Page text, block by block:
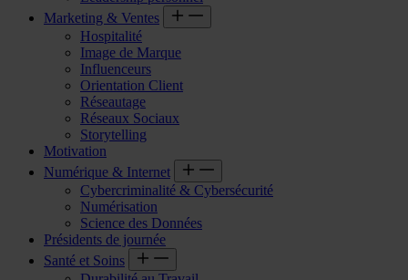
Marketing & Ventes
Hospitalité
Image de Marque
Influenceurs
Orientation Client
Réseautage
Réseaux Sociaux
Storytelling
Motivation
Numérique & Internet
Cybercriminalité & Cybersécurité
Numérisation
Science des Données
Présidents de journée
Santé et Soins